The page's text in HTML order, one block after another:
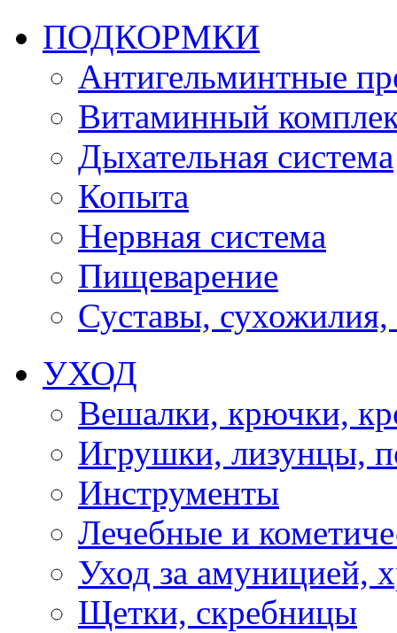
ПОДКОРМКИ
Антигельминтные
Витаминный
Дыхательная система
Копыта
Нервная система
Пищеварение
Суставы, сухожилия,
УХОД
Вешалки, крючки,
Игрушки, лизунцы,
Инструменты
Лечебные и
Уход за амуницией,
Щетки, скребницы